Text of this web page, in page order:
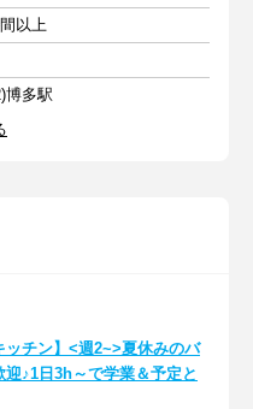
以上
多駅
ッチン】<週2~>夏休みのバ
迎♪1日3h～で学業＆予定と